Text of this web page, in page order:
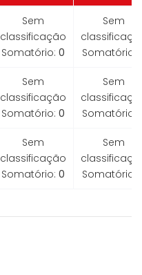
Sem
classificação
Somatório: 0
Sem
Somatório:
Sem
classificação
Somatório: 0
Sem
Somatório:
Sem
classificação
Somatório: 0
Sem
Somatório: